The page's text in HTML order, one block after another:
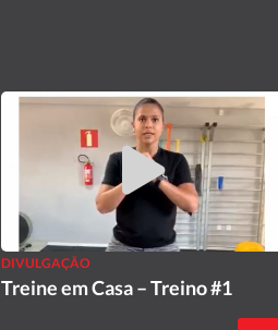
DIVULGAÇÃO
Treine em Casa – Treino #1